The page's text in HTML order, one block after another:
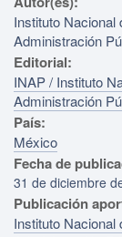
Instituto Nacional
Administración
Editorial:
INAP / Instituto
Administración
País:
México
Fecha de
31 de diciembre
Publicación
Instituto Nacional